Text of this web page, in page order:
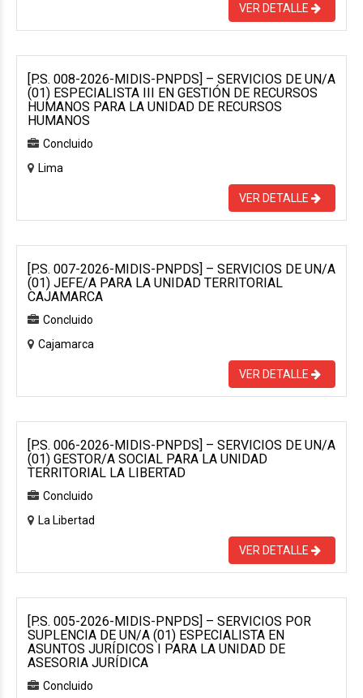
VER DETALLE
[P.S. 008-2026-MIDIS-PNPDS] – SERVICIOS DE UN/A
(01) ESPECIALISTA III EN GESTIÓN DE RECURSOS
HUMANOS PARA LA UNIDAD DE RECURSOS
HUMANOS
Concluido
Lima
VER DETALLE
[P.S. 007-2026-MIDIS-PNPDS] – SERVICIOS DE UN/A
(01) JEFE/A PARA LA UNIDAD TERRITORIAL
CAJAMARCA
Concluido
Cajamarca
VER DETALLE
[P.S. 006-2026-MIDIS-PNPDS] – SERVICIOS DE UN/A
(01) GESTOR/A SOCIAL PARA LA UNIDAD
TERRITORIAL LA LIBERTAD
Concluido
La Libertad
VER DETALLE
[P.S. 005-2026-MIDIS-PNPDS] – SERVICIOS POR
SUPLENCIA DE UN/A (01) ESPECIALISTA EN
ASUNTOS JURÍDICOS I PARA LA UNIDAD DE
ASESORIA JURÍDICA
Concluido